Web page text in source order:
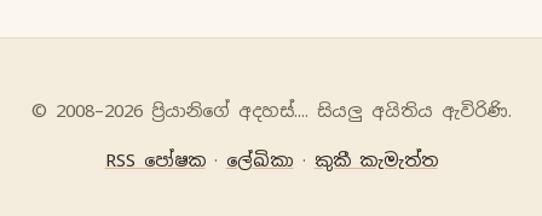
© 2008–2026 ප්‍රියානිගේ අදහස්‍.... සියලු අයිතිය ඇවිරිණි.
RSS පෝෂක· ලේඛිකා · කුකී කැමැත්ත